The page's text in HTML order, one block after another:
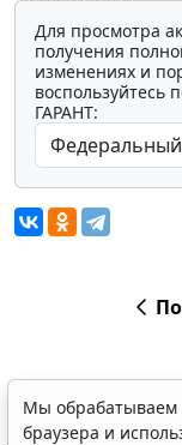
Для просмотра
получения
изменениях и
воспользуйтесь
ГАРАНТ:
Мы обрабатываем
браузера и